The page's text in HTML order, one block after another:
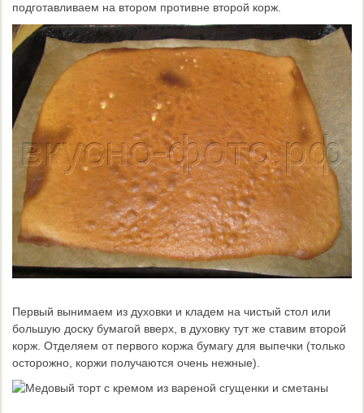
подготавливаем на втором противне второй корж.
Первый вынимаем из духовки и кладем на чистый стол или
большую доску бумагой вверх, в духовку тут же ставим второй
корж. Отделяем от первого коржа бумагу для выпечки (только
осторожно, коржи получаются очень нежные).